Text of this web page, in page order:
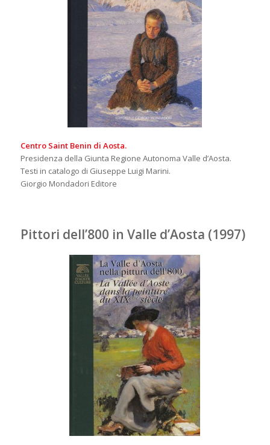
Centro Saint Benin di Aosta.
Presidenza della Giunta Regione Autonoma Valle d’Aosta.
Testi in catalogo di Giuseppe Luigi Marini.
Giorgio Mondadori Editore
Pittori dell’800 in Valle d’Aosta (1997)